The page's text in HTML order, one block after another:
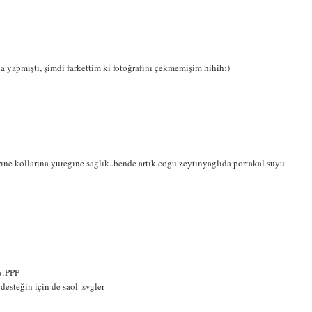
yapmıştı, şimdi farkettim ki fotoğrafını çekmemişim hihih:)
kollarına yuregıne saglık..bende artık cogu zeytınyaglıda portakal suyu
için de saol .svgler